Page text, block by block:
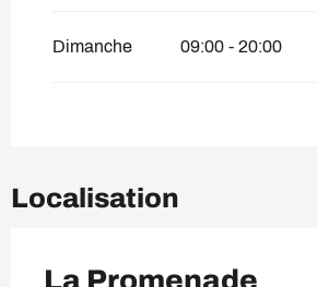
Dimanche 09:00 - 20:00
Localisation